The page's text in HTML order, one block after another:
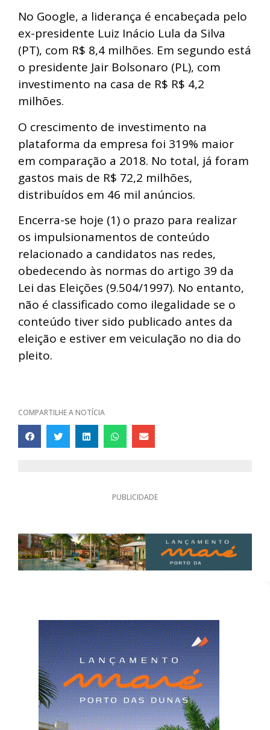
No Google, a liderança é encabeçada pelo
ex-presidente Luiz Inácio Lula da Silva
(PT), com R$ 8,4 milhões. Em segundo está
o presidente Jair Bolsonaro (PL), com
investimento na casa de R$ R$ 4,2
milhões.
O crescimento de investimento na
plataforma da empresa foi 319% maior
em comparação a 2018. No total, já foram
gastos mais de R$ 72,2 milhões,
distribuídos em 46 mil anúncios.
Encerra-se hoje (1) o prazo para realizar
os impulsionamentos de conteúdo
relacionado a candidatos nas redes,
obedecendo às normas do artigo 39 da
Lei das Eleições (9.504/1997). No entanto,
não é classificado como ilegalidade se o
conteúdo tiver sido publicado antes da
eleição e estiver em veiculação no dia do
pleito.
COMPARTILHE A NOTÍCIA
PUBLICIDADE